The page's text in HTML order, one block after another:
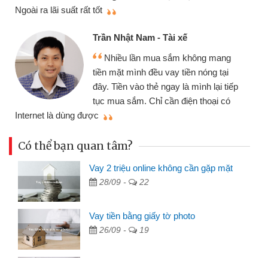
Ngoài ra lãi suất rất tốt
Trần Nhật Nam - Tài xế
Nhiều lần mua sắm không mang
tiền mặt mình đều vay tiền nóng tại
đây. Tiền vào thẻ ngay là mình lại tiếp
tục mua sắm. Chỉ cần điện thoại có
Internet là dùng được
Có thể bạn quan tâm?
Vay 2 triệu online không cần gặp mặt
28/09 - 22
Vay tiền bằng giấy tờ photo
26/09 - 19